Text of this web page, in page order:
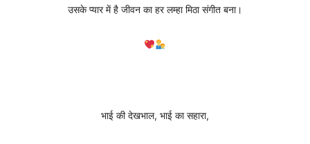
उसके प्यार में है जीवन का हर लम्हा मिठा संगीत बना।
भाई की देखभाल, भाई का सहारा,